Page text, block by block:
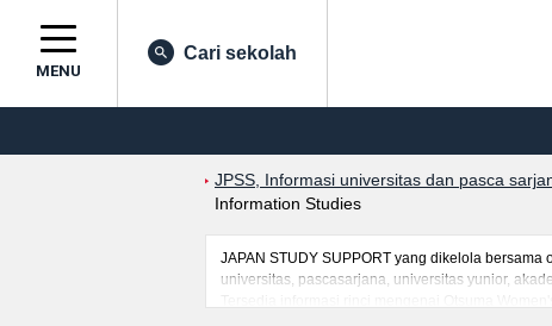
MENU
Cari sekolah
JPSS, Informasi universitas dan pasca
Information Studies
JAPAN STUDY SUPPORT yang dikelola
universitas, pascasarjana, universitas yunior,
Tersedia informasi rinci mengenai Otsuma